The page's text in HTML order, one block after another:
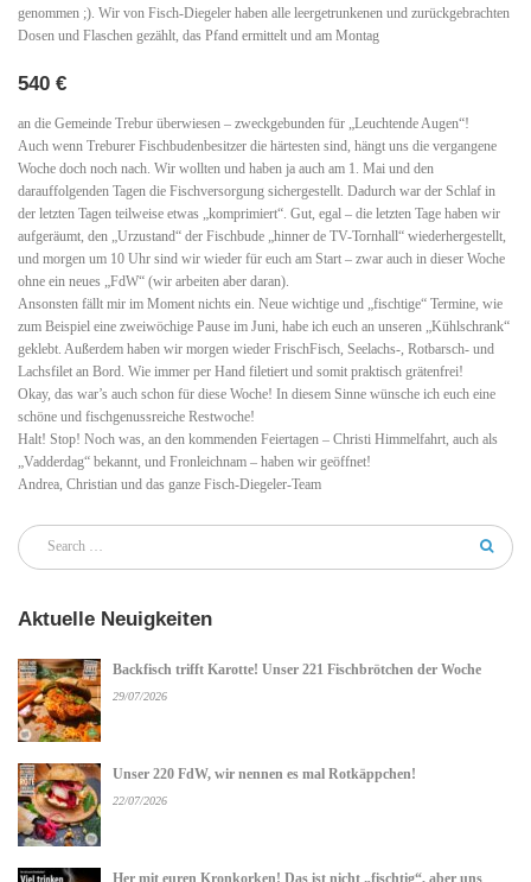
genommen ;). Wir von Fisch-Diegeler haben alle leergetrunkenen und zurückgebrachten
Dosen und Flaschen gezählt, das Pfand ermittelt und am Montag
540 €
an die Gemeinde Trebur überwiesen – zweckgebunden für „Leuchtende Augen“!
Auch wenn Treburer Fischbudenbesitzer die härtesten sind, hängt uns die vergangene
Woche doch noch nach. Wir wollten und haben ja auch am 1. Mai und den
darauffolgenden Tagen die Fischversorgung sichergestellt. Dadurch war der Schlaf in
der letzten Tagen teilweise etwas „komprimiert“. Gut, egal – die letzten Tage haben wir
aufgeräumt, den „Urzustand“ der Fischbude „hinner de TV-Tornhall“ wiederhergestellt,
und morgen um 10 Uhr sind wir wieder für euch am Start – zwar auch in dieser Woche
ohne ein neues „FdW“ (wir arbeiten aber daran).
Ansonsten fällt mir im Moment nichts ein. Neue wichtige und „fischtige“ Termine, wie
zum Beispiel eine zweiwöchige Pause im Juni, habe ich euch an unseren „Kühlschrank“
geklebt. Außerdem haben wir morgen wieder FrischFisch, Seelachs-, Rotbarsch- und
Lachsfilet an Bord. Wie immer per Hand filetiert und somit praktisch grätenfrei!
Okay, das war’s auch schon für diese Woche! In diesem Sinne wünsche ich euch eine
schöne und fischgenussreiche Restwoche!
Halt! Stop! Noch was, an den kommenden Feiertagen – Christi Himmelfahrt, auch als
„Vadderdag“ bekannt, und Fronleichnam – haben wir geöffnet!
Andrea, Christian und das ganze Fisch-Diegeler-Team
Aktuelle Neuigkeiten
Backfisch trifft Karotte! Unser 221 Fischbrötchen der Woche
29/07/2026
Unser 220 FdW, wir nennen es mal Rotkäppchen!
22/07/2026
Her mit euren Kronkorken! Das ist nicht „fischtig“, aber uns